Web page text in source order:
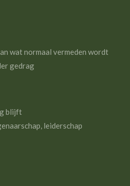
wat normaal vermeden wordt
gedrag
blijft
leiderschap